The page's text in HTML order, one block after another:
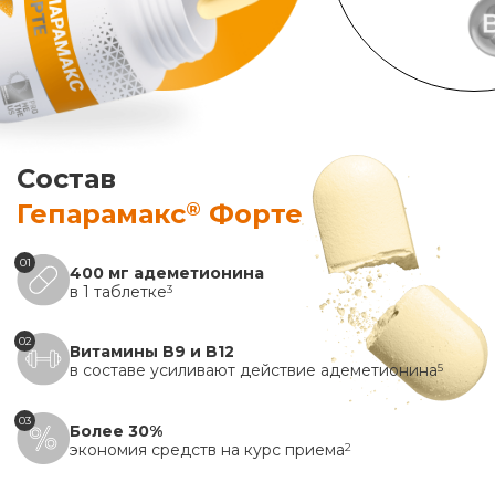
Состав
Гепарамакс® Форте
01
400 мг адеметионина
в 1 таблетке3
02
Витамины B9 и B12
в составе усиливают действие адеметионина5
03
Более 30%
экономия средств на курс приема2